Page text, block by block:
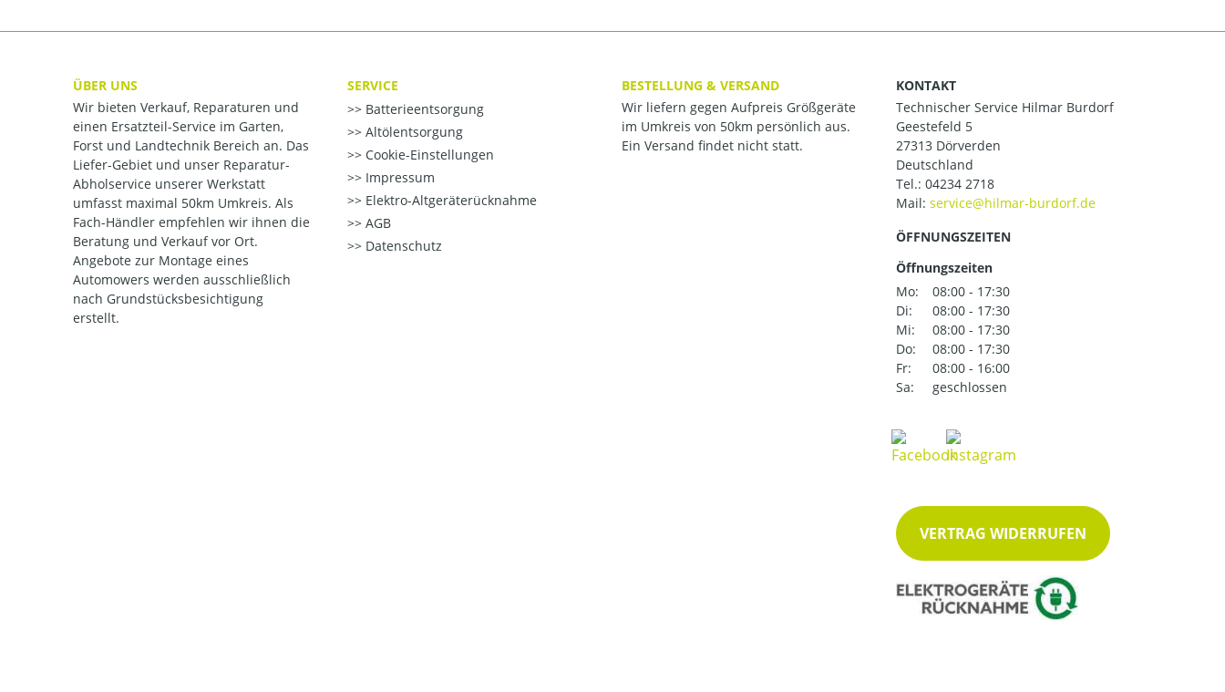
ÜBER UNS
Wir bieten Verkauf, Reparaturen und
einen Ersatzteil-Service im Garten,
Forst und Landtechnik Bereich an. Das
Liefer-Gebiet und unser Reparatur-
Abholservice unserer Werkstatt
umfasst maximal 50km Umkreis. Als
Fach-Händler empfehlen wir ihnen die
Beratung und Verkauf vor Ort.
Angebote zur Montage eines
Automowers werden ausschließlich
nach Grundstücksbesichtigung
erstellt.
SERVICE
Batterieentsorgung
Altölentsorgung
Cookie-Einstellungen
Impressum
Elektro-Altgeräterücknahme
AGB
Datenschutz
BESTELLUNG & VERSAND
Wir liefern gegen Aufpreis Größgeräte
im Umkreis von 50km persönlich aus.
Ein Versand findet nicht statt.
KONTAKT
Technischer Service Hilmar Burdorf
Geestefeld 5
27313 Dörverden
Deutschland
Tel.: 04234 2718
Mail:
ÖFFNUNGSZEITEN
Öffnungszeiten
Mo:
08:00 - 17:30
Di:
08:00 - 17:30
Mi:
08:00 - 17:30
Do:
08:00 - 17:30
Fr:
08:00 - 16:00
Sa:
geschlossen
VERTRAG WIDERRUFEN